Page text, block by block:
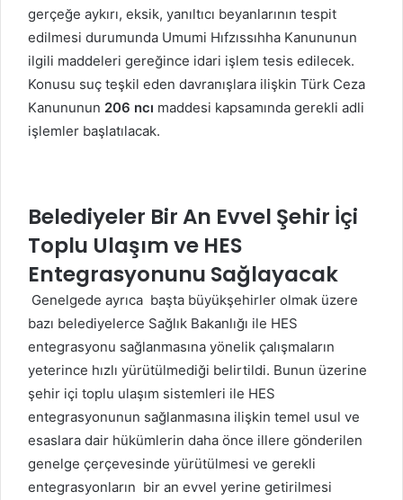
gerçeğe aykırı, eksik, yanıltıcı beyanlarının tespit
edilmesi durumunda Umumi Hıfzıssıhha Kanununun
ilgili maddeleri gereğince idari işlem tesis edilecek.
Konusu suç teşkil eden davranışlara ilişkin Türk Ceza
Kanununun 206 ncı maddesi kapsamında gerekli adli
işlemler başlatılacak.
Belediyeler Bir An Evvel Şehir İçi
Toplu Ulaşım ve HES
Entegrasyonunu Sağlayacak
Genelgede ayrıca başta büyükşehirler olmak üzere
bazı belediyelerce Sağlık Bakanlığı ile HES
entegrasyonu sağlanmasına yönelik çalışmaların
yeterince hızlı yürütülmediği belirtildi. Bunun üzerine
şehir içi toplu ulaşım sistemleri ile HES
entegrasyonunun sağlanmasına ilişkin temel usul ve
esaslara dair hükümlerin daha önce illere gönderilen
genelge çerçevesinde yürütülmesi ve gerekli
entegrasyonların bir an evvel yerine getirilmesi